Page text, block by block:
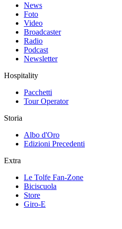
News
Foto
Video
Broadcaster
Radio
Podcast
Newsletter
Hospitality
Pacchetti
Tour Operator
Storia
Albo d'Oro
Edizioni Precedenti
Extra
Le Tolfe Fan-Zone
Biciscuola
Store
Giro-E